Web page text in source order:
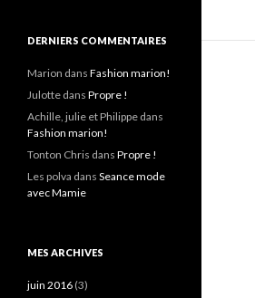
DERNIERS COMMENTAIRES
Marion dans Fashion marion!
Julotte dans Propre !
Achille, julie et Philippe dans
Fashion marion!
Tonton Chris dans Propre !
Les polva dans Seance mode
avec Mamie
MES ARCHIVES
juin 2016 (3)